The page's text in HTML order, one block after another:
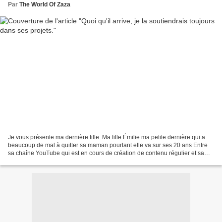
Par The World Of Zaza
Je vous présente ma dernière fille. Ma fille Émilie ma petite dernière qui a
beaucoup de mal à quitter sa maman pourtant elle va sur ses 20 ans Entre
sa chaîne YouTube qui est en cours de création de contenu régulier et sa